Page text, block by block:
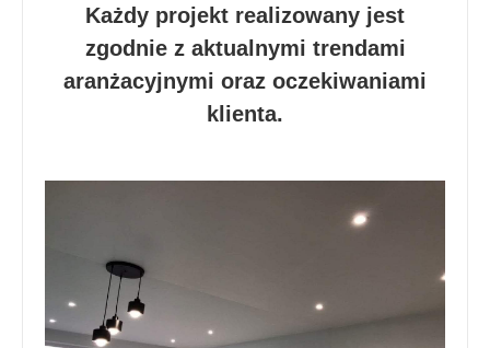
Każdy projekt realizowany jest
zgodnie z aktualnymi trendami
aranżacyjnymi oraz oczekiwaniami
klienta.